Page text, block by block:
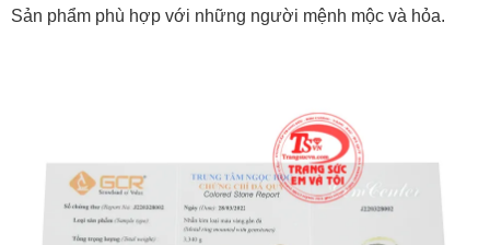
Sản phẩm phù hợp với những người mệnh mộc và hỏa.